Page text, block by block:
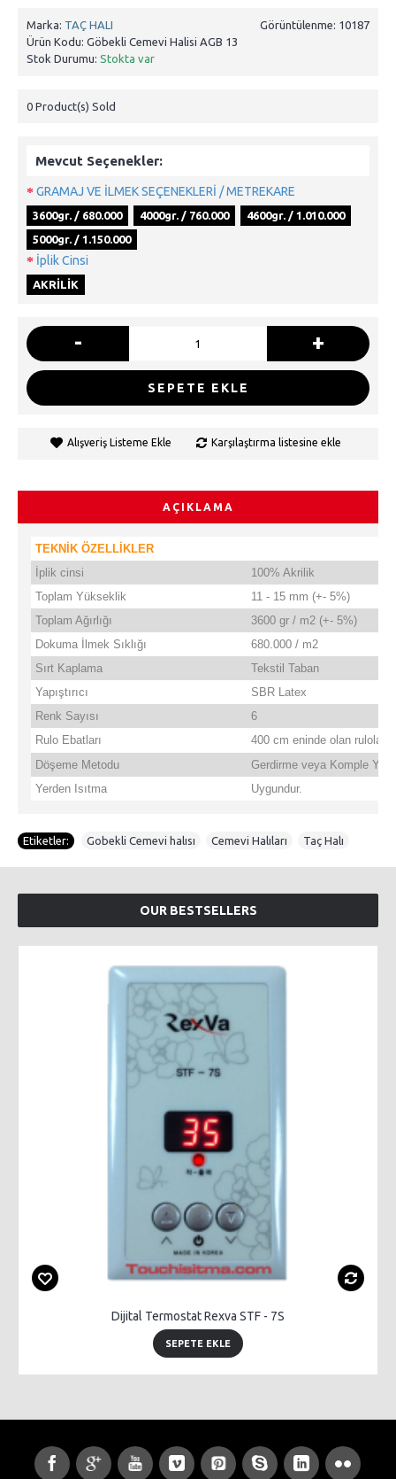
Görüntülenme: 10187
Marka: TAÇ HALI
Ürün Kodu: Göbekli Cemevi Halisi AGB 13
Stok Durumu: Stokta var
0 Product(s) Sold
Mevcut Seçenekler:
GRAMAJ VE İLMEK SEÇENEKLERİ / METREKARE
3600gr. / 680.000 4000gr. / 760.000
4600gr. / 1.010.000
5000gr. / 1.150.000
İplik Cinsi
AKRİLİK
- +
SEPETE EKLE
Alışveriş Listeme Ekle Karşılaştırma listesine ekle
AÇIKLAMA
TEKNİK ÖZELLİKLER
İplik cinsi
100% Akrilik
Toplam Yükseklik
11 - 15 mm (+- 5%)
Toplam Ağırlığı
3600 gr / m2 (+- 5%)
Dokuma İlmek Sıklığı
680.000 / m2
Sırt Kaplama
Tekstil Taban
Yapıştırıcı
SBR Latex
Renk Sayısı
6
Rulo Ebatları
400 cm eninde olan
Döşeme Metodu
Gerdirme veya Komple
Yerden Isıtma
Uygundur.
Etiketler: Gobekli Cemevi halısı Cemevi Halıları Taç Halı
OUR BESTSELLERS
Dijital Termostat Rexva STF - 7S
SEPETE EKLE